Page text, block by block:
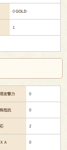
0GOLD
1
攻撃力 0
抵抗 0
2
Ａ 0